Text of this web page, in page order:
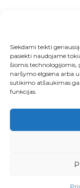
Siekdami teikti
pasiekti naudojame
šiomis technologijomis,
naršymo elgsena arba
sutikimo atšaukimas
funkcijas.
Visos prekės
Kontaktai
Apie
Paskyra
Krepšelis